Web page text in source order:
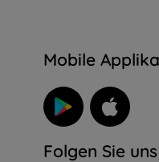
Mobile
Folgen Sie uns